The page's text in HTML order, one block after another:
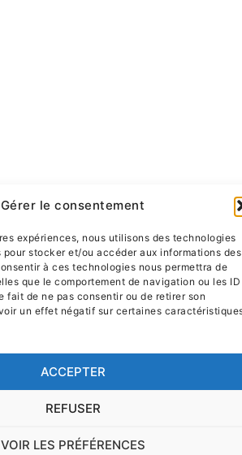
Gérer le consentement
expériences, nous utilisons des technologies
stocker et/ou accéder aux informations des
à ces technologies nous permettra de
que le comportement de navigation ou les ID
fait de ne pas consentir ou de retirer son
un effet négatif sur certaines
ACCEPTER
REFUSER
VOIR LES PRÉFÉRENCES